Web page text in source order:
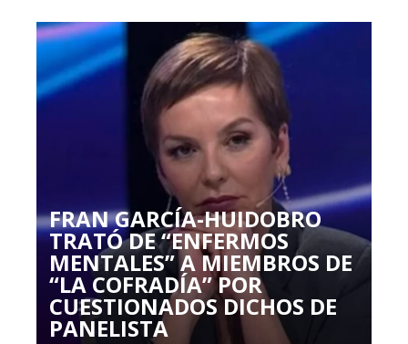
FRAN GARCÍA-HUIDOBRO
TRATÓ DE “ENFERMOS
MENTALES” A MIEMBROS DE
“LA COFRADÍA” POR
CUESTIONADOS DICHOS DE
PANELISTA